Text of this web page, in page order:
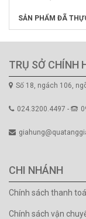
SẢN PHẨM ĐÃ
TRỤ SỞ CHÍNH
Số 18, ngách 106,
024.3200.4497 -
CHI NHÁNH
Chính sách thanh
Chính sách vận